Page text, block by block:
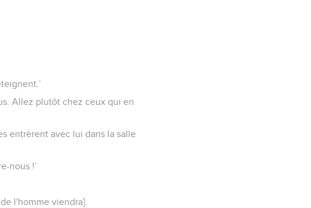
Allez plutôt chez ceux qui en
entrèrent avec lui dans la salle
nous !’
l'homme viendra].